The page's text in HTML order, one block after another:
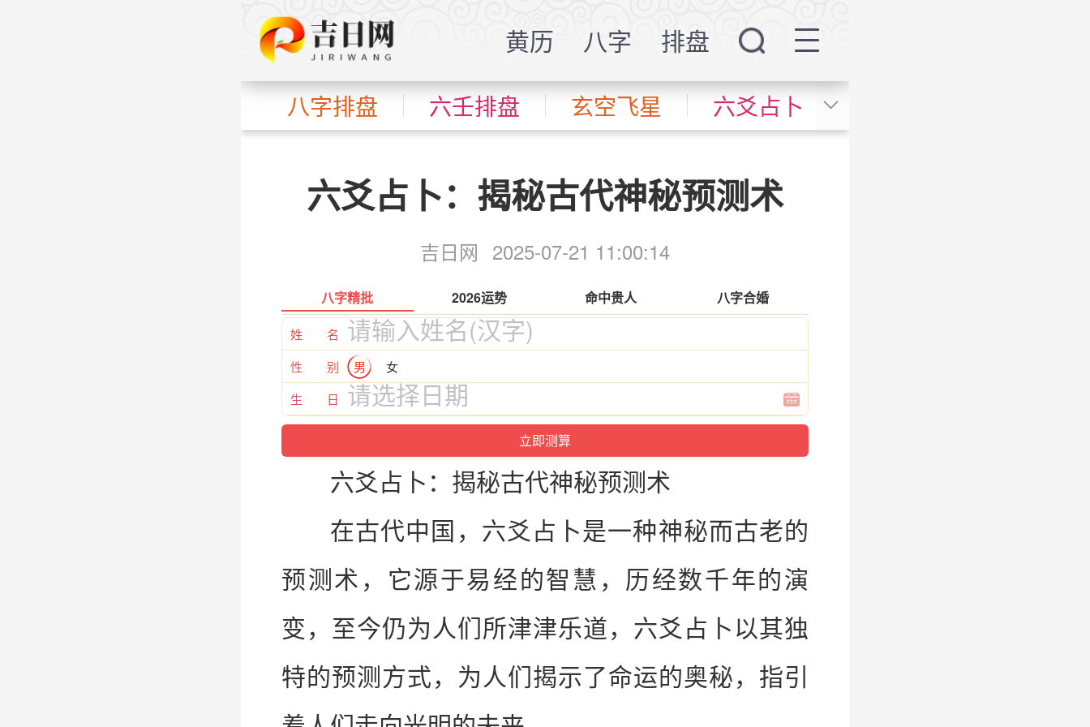
黄历 八字 排盘
八字排盘 六壬排盘 玄空飞星 六爻占卜
六爻占卜：揭秘古代神秘预测术
吉日网 2025-07-21 11:00:14
八字精批 2026运势 命中贵人 八字合婚
姓 名
性 别
男
女
生 日
六爻占卜：揭秘古代神秘预测术
在古代中国 ， 六爻占卜是一种神秘而古老的
预测术，它源于易经的智慧，历经数千年的演
变，至今仍为人们所津津乐道， 六爻占卜以其独
特的预测方式，为人们揭示了命运的奥秘，指引